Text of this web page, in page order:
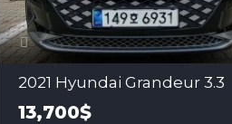
2021 Hyundai Grandeur 3.3
13,700$